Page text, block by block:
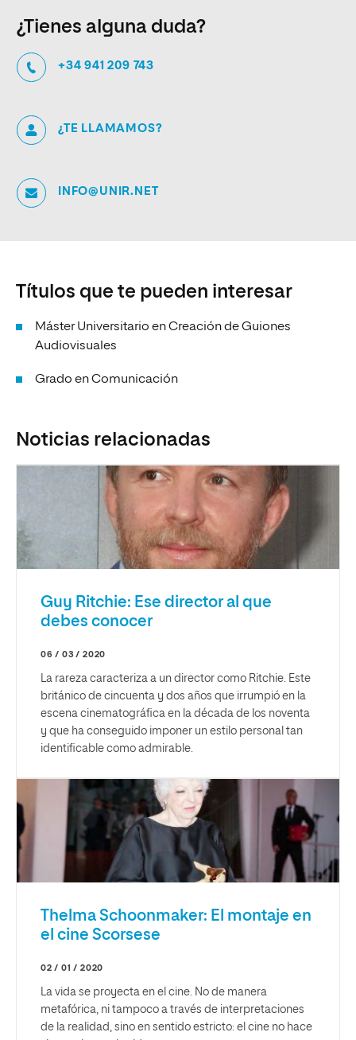
¿Tienes alguna duda?
+34 941 209 743
¿TE LLAMAMOS?
INFO@UNIR.NET
Títulos que te pueden interesar
Máster Universitario en Creación de Guiones
Audiovisuales
Grado en Comunicación
Noticias relacionadas
Guy Ritchie: Ese director al que
debes conocer
06 / 03 / 2020
La rareza caracteriza a un director como Ritchie. Este
británico de cincuenta y dos años que irrumpió en la
escena cinematográfica en la década de los noventa
y que ha conseguido imponer un estilo personal tan
identificable como admirable.
Thelma Schoonmaker: El montaje en
el cine Scorsese
02 / 01 / 2020
La vida se proyecta en el cine. No de manera
metafórica, ni tampoco a través de interpretaciones
de la realidad, sino en sentido estricto: el cine no hace